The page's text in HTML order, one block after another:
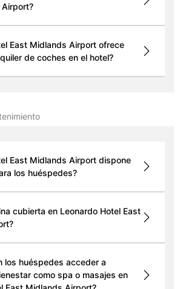
East Midlands Airport ofrece
de coches en el hotel?
East Midlands Airport dispone
los huéspedes?
cubierta en Leonardo Hotel East
los huéspedes acceder a
como spa o masajes en